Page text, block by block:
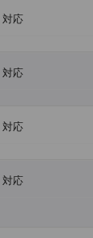
対応
対応
対応
対応